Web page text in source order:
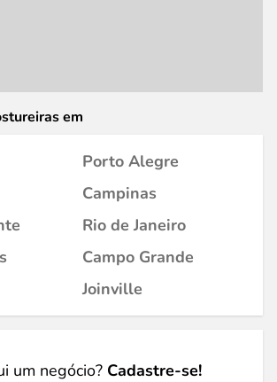
em
Porto Alegre
Campinas
Rio de Janeiro
Campo Grande
Joinville
um negócio? Cadastre-se!